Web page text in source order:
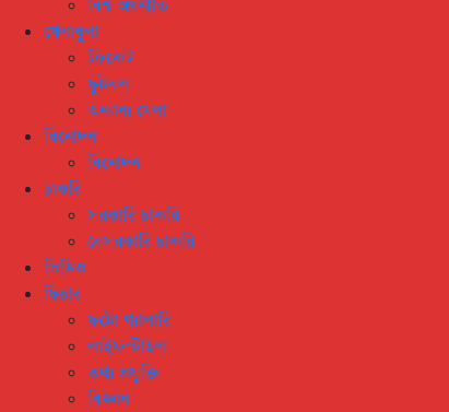
বিশ্ব অর্থনীতি
খেলাধুলা
ক্রিকেট
ফুটবল
অন্যান্য খেলা
বিনোদন
বিনোদন
চাকরি
সরকারি চাকরি
বেসরকারি চাকরি
ভিডিও
ফিচার
ফটো গ্যালারি
লাইফস্টাইল
তথ্য প্রযুক্তি
বিজ্ঞান